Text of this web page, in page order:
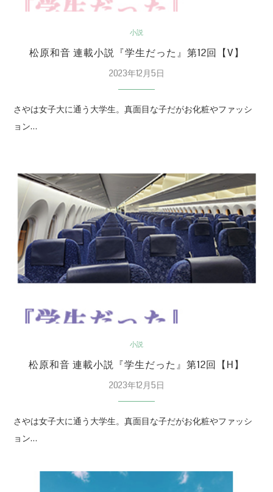
小説
松原和音 連載小説『学生だった』第12回【V】
2023年12月5日
さやは女子大に通う大学生。真面目な子だがお化粧やファッシ
ョン…
小説
松原和音 連載小説『学生だった』第12回【H】
2023年12月5日
さやは女子大に通う大学生。真面目な子だがお化粧やファッシ
ョン…